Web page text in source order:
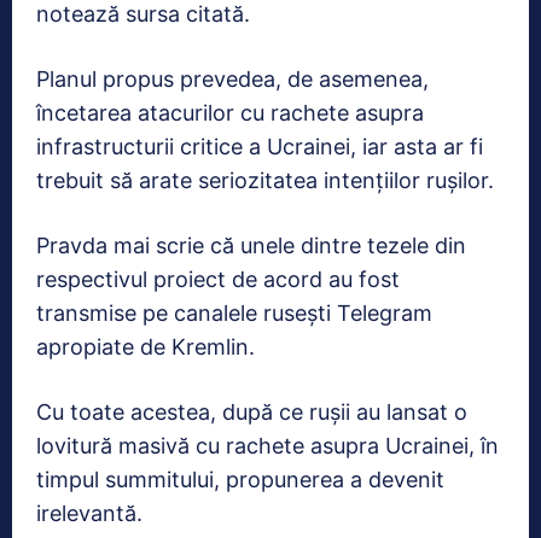
notează sursa citată.
Planul propus prevedea, de asemenea,
încetarea atacurilor cu rachete asupra
infrastructurii critice a Ucrainei, iar asta ar fi
trebuit să arate seriozitatea intențiilor rușilor.
Pravda mai scrie că unele dintre tezele din
respectivul proiect de acord au fost
transmise pe canalele rusești Telegram
apropiate de Kremlin.
Cu toate acestea, după ce rușii au lansat o
lovitură masivă cu rachete asupra Ucrainei, în
timpul summitului, propunerea a devenit
irelevantă.